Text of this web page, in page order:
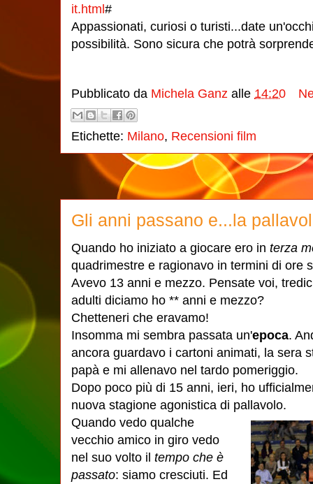
it.html#
Appassionati, curiosi o turisti...date
possibilità. Sono sicura che potrà
Pubblicato da Michela Ganz alle 14:20
Etichette: Milano, Recensioni film
Gli anni passano e...la
Quando ho iniziato a giocare ero in terza
quadrimestre e ragionavo in termini di ore
Avevo 13 anni e mezzo. Pensate voi,
adulti diciamo ho ** anni e mezzo?
Chetteneri che eravamo!
Insomma mi sembra passata un'epoca.
ancora guardavo i cartoni animati, la sera
papà e mi allenavo nel tardo pomeriggio.
Dopo poco più di 15 anni, ieri, ho
nuova stagione agonistica di pallavolo.
Quando vedo qualche
vecchio amico in giro vedo
nel suo volto il tempo che è
passato: siamo cresciuti. Ed